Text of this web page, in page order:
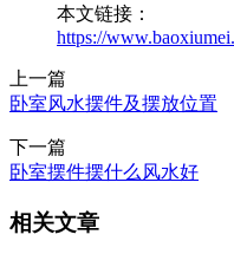
本文链接：
https://
上一篇
卧室风水摆件及摆放位置
下一篇
卧室摆件摆什么风水好
相关文章